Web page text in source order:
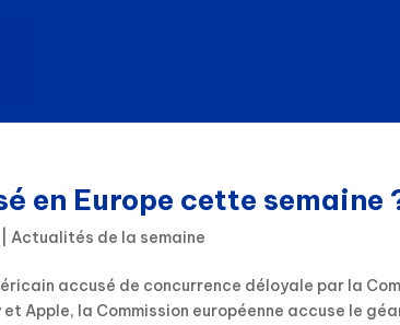
en Europe cette
|Actualités de la semaine
accusé de concurrence déloyale par la
Apple, la Commission européenne accuse le